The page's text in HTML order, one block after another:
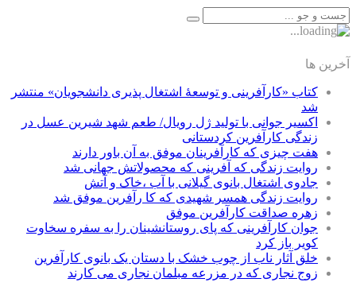
آخرین ها
کتاب «کارآفرینی و توسعۀ اشتغال پذیری دانشجویان» منتشر
شد
اکسیر جوانی با تولید ژل رویال/ طعم شهد شیرین عسل‌ در
زندگی کارآفرین کردستانی
هفت چیزی که کارآفرینان موفق به آن باور دارند
روایت زندگی که آفرینی که محصولاتش جهانی شد
جادوی اشتغال بانوی گیلانی با آب ،خاک و آتش
روایت زندگی همسر شهیدی که کا رآفرین موفق شد
زهره صداقت کارآفرین موفق
جوان کارآفرینی که پای روستانشینان را به سفره سخاوت
کویر باز کرد
خلق آثار ناب از چوب خشک با دستان یک بانوی کارآفرین
زوج نجاری که در مزرعه مبلمان نجاری می کارند